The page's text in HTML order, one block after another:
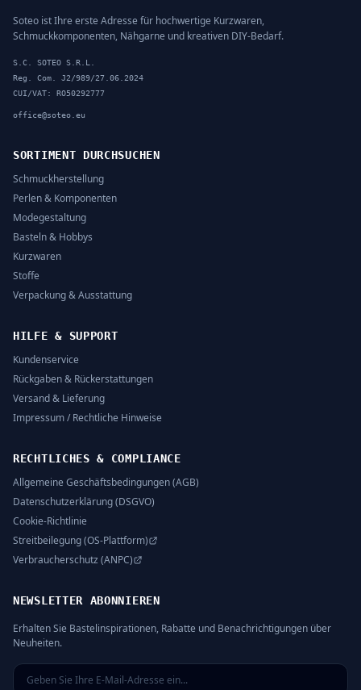
Soteo ist Ihre erste Adresse für hochwertige Kurzwaren,
Schmuckkomponenten, Nähgarne und kreativen DIY-Bedarf.
S.C. SOTEO S.R.L.
Reg. Com. J2/989/27.06.2024
CUI/VAT: RO50292777
office@soteo.eu
SORTIMENT DURCHSUCHEN
Schmuckherstellung
Perlen & Komponenten
Modegestaltung
Basteln & Hobbys
Kurzwaren
Stoffe
Verpackung & Ausstattung
HILFE & SUPPORT
Kundenservice
Rückgaben & Rückerstattungen
Versand & Lieferung
Impressum / Rechtliche Hinweise
RECHTLICHES & COMPLIANCE
Allgemeine Geschäftsbedingungen (AGB)
Datenschutzerklärung (DSGVO)
Cookie-Richtlinie
Streitbeilegung (OS-Plattform)
Verbraucherschutz (ANPC)
NEWSLETTER ABONNIEREN
Erhalten Sie Bastelinspirationen, Rabatte und Benachrichtigungen über
Neuheiten.